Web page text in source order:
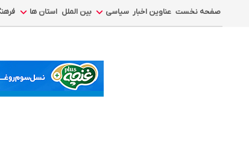
صفحه نخست عناوین اخبار سیاسی بین الملل استان ها